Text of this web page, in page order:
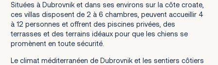
Situées à Dubrovnik et dans ses environs sur la côte croate,
ces villas disposent de 2 à 6 chambres, peuvent accueillir 4
à 12 personnes et offrent des piscines privées, des
terrasses et des terrains idéaux pour que les chiens se
promènent en toute sécurité.
Le climat méditerranéen de Dubrovnik et les sentiers côtiers